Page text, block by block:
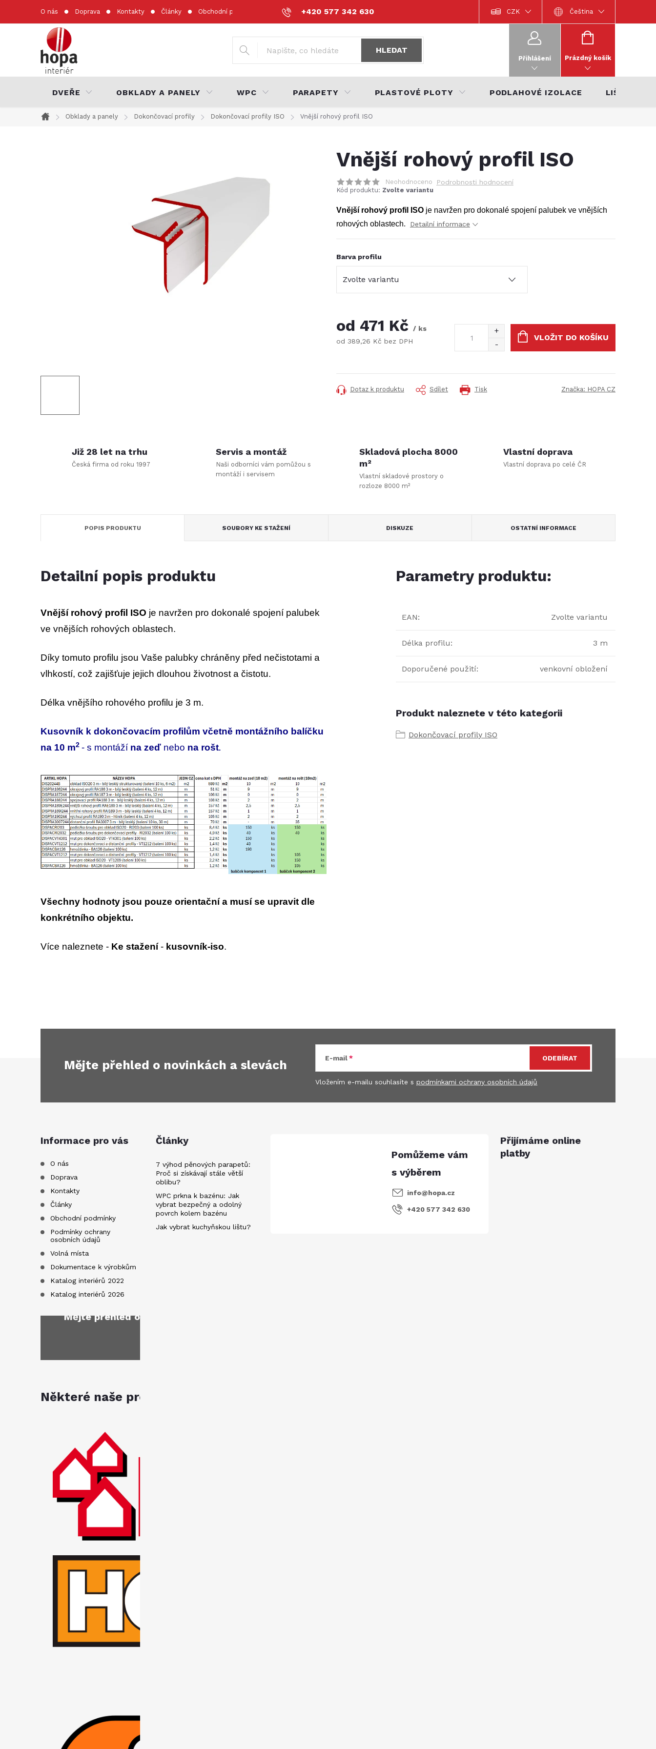
+420 577 342 630
O nás Doprava Kontakty Články Obchodní podmínky Podmínky ochrany osobních údajů Dokumentace k výrobkům Katalog interiérů 2022
CZK Čeština
HLEDAT
Přihlášení
NÁKUPNÍ
Prázdný košík
DVEŘE OBKLADY A PANELY WPC PARAPETY PLASTOVÉ PLOTY PODLAHOVÉ IZOLACE LIŠTY
Domů
Obklady a panely Dokončovací profily Dokončovací profily ISO Vnější rohový profil ISO
Vnější rohový profil ISO
Neohodnoceno Podrobnosti hodnocení
Kód produktu: Zvolte variantu
Vnější rohový profil ISO je navržen pro dokonalé spojení palubek ve vnějších
rohových oblastech.
Detailní informace
Barva profilu
od 471 Kč
/ ks
od 389,26 Kč bez DPH
VLOŽIT DO KOŠÍKU
Tisk
Dotaz k produktu Sdílet Značka: HOPA CZ
Již 28 let na trhu
Česká firma od roku 1997
Servis a montáž
Naši odborníci vám pomůžou s
montáží i servisem
Skladová plocha 8000
m²
Vlastní skladové prostory o
rozloze 8000 m²
Vlastní doprava
Vlastní doprava po celé ČR
POPIS PRODUKTU SOUBORY KE STAŽENÍ DISKUZE OSTATNÍ INFORMACE
Detailní popis produktu
Vnější rohový profil ISO je navržen pro dokonalé spojení palubek
ve vnějších rohových oblastech.
Díky tomuto profilu jsou Vaše palubky chráněny před nečistotami a
vlhkostí, což zajišťuje jejich dlouhou životnost a čistotu.
Délka vnějšího rohového profilu je 3 m.
Kusovník k dokončovacím profilům včetně montážního balíčku
na 10 m2 - s montáží na zeď nebo na rošt.
Všechny hodnoty jsou pouze orientační a musí se upravit dle
konkrétního objektu.
Více naleznete - Ke stažení- kusovník-iso.
Parametry produktu:
EAN: Zvolte variantu
Délka profilu: 3 m
Doporučené použití: venkovní obložení
Produkt naleznete v této kategorii
Dokončovací profily ISO
Mějte přehled o novinkách a slevách
E-mail
Vložením e-mailu souhlasíte s podmínkami ochrany osobních údajů
ODEBÍRAT
Informace pro vás
O nás
Doprava
Kontakty
Články
Obchodní podmínky
Podmínky ochrany
osobních údajů
Volná místa
Dokumentace k výrobkům
Katalog interiérů 2022
Katalog interiérů 2026
Články
7 výhod pěnových parapetů:
Proč si získávají stále větší
oblibu?
WPC prkna k bazénu: Jak
vybrat bezpečný a odolný
povrch kolem bazénu
Jak vybrat kuchyňskou lištu?
info@hopa.cz
+420 577 342 630
Přijímáme online
platby
Mějte přehled o novinkách
Některé naše produkty jsou k dostání na těchto prodejnách: